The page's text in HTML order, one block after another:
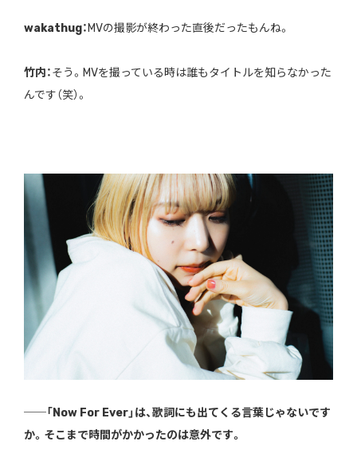
wakathug： MVの撮影が終わった直後だったもんね。
竹内：そう。MVを撮っている時は誰もタイトルを知らなかった
んです（笑）。
──「Now For Ever」は、歌詞にも出てくる言葉じゃないです
か。そこまで時間がかかったのは意外です。